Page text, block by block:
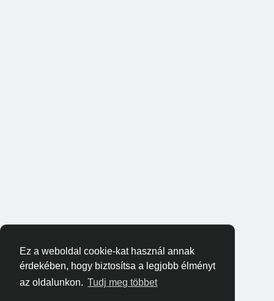
Ez a weboldal cookie-kat használ annak
érdekében, hogy biztosítsa a legjobb élményt
az oldalunkon. Tudj meg többet